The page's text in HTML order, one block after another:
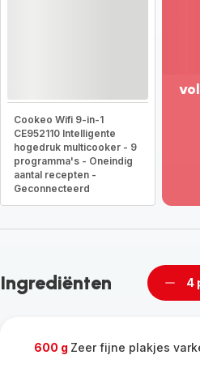
Cookeo Wifi 9-in-1
CE952110 Intelligente
hogedruk multicooker - 9
programma's - Oneindig
aantal recepten -
Geconnecteerd
Ingrediënten
Een4
600 g Zeer fijne plakjes